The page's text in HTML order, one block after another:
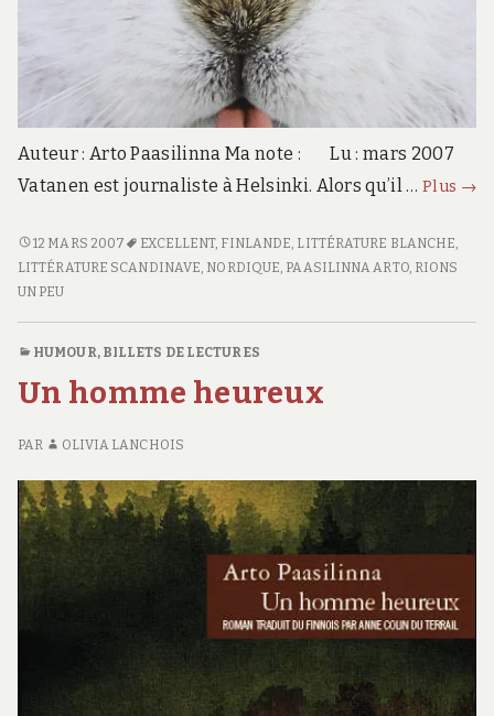
Auteur : Arto Paasilinna Ma note : Lu : mars 2007
Vatanen est journaliste à Helsinki. Alors qu’il …Plus Le
→
LE
LIÈVRE
DE
12 MARS 2007 EXCELLENT, FINLANDE, LITTÉRATURE BLANCHE,
LITTÉRATURE SCANDINAVE, NORDIQUE, PAASILINNA ARTO, RIONS
UN PEU
HUMOUR, BILLETS DE LECTURES
Un homme heureux
PAR OLIVIA LANCHOIS